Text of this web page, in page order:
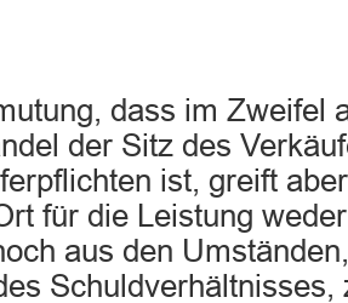
dass im Zweifel
der Sitz des
ist, greift
für die Leistung
aus den
Schuldverhältnisses,